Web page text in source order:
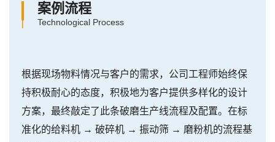
案例流程
Technological Process
根据现场物料情况与客户的需求，公司工程师始终保
持积极耐心的态度，积极地为客户提供多样化的设计
方案，最终敲定了此条破磨生产线流程及配置。在标
准化的给料机 → 破碎机 → 振动筛 → 磨粉机的流程基